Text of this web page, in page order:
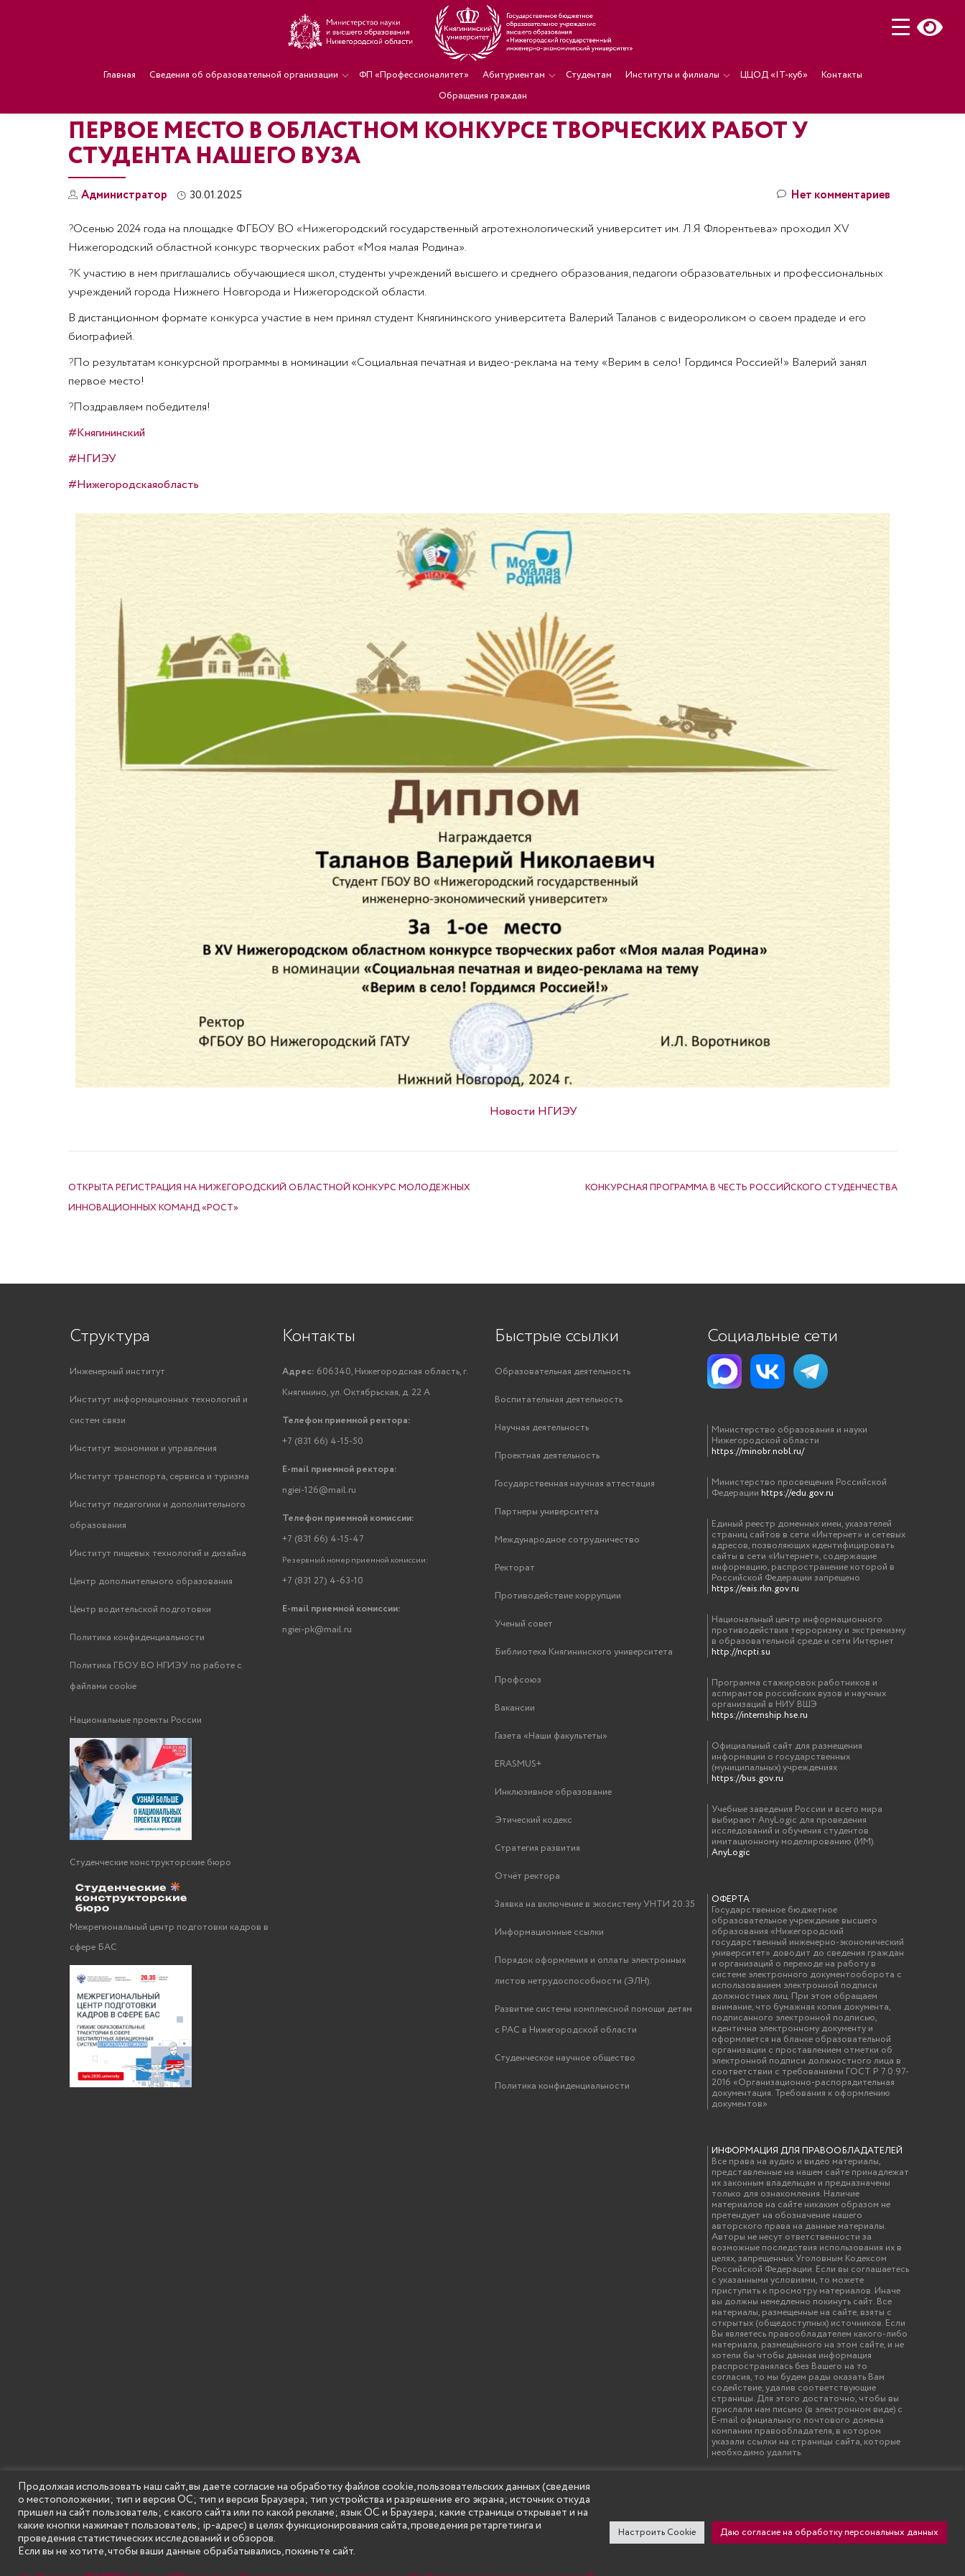
Главная Сведения об образовательной организации ФП «Профессионалитет» Абитуриентам Студентам Институты и филиалы ЦЦОД «IT-куб»
Контакты
Обращения граждан
ПЕРВОЕ МЕСТО В ОБЛАСТНОМ КОНКУРСЕ ТВОРЧЕСКИХ РАБОТ У
СТУДЕНТА НАШЕГО ВУЗА
Администратор 30.01.2025 Нет комментариев
?Осенью 2024 года на площадке ФГБОУ ВО «Нижегородский государственный агротехнологический университет им. Л.Я Флорентьева» проходил XV
Нижегородский областной конкурс творческих работ «Моя малая Родина».
?К участию в нем приглашались обучающиеся школ, студенты учреждений высшего и среднего образования, педагоги образовательных и профессиональных
учреждений города Нижнего Новгорода и Нижегородской области.
В дистанционном формате конкурса участие в нем принял студент Княгининского университета Валерий Таланов с видеороликом о своем прадеде и его
биографией.
?По результатам конкурсной программы в номинации «Социальная печатная и видео-реклама на тему «Верим в село! Гордимся Россией!» Валерий занял
первое место!
?Поздравляем победителя!
#Княгининский
#НГИЭУ
#Нижегородскаяобласть
Новости НГИЭУ
ОТКРЫТА РЕГИСТРАЦИЯ НА НИЖЕГОРОДСКИЙ ОБЛАСТНОЙ КОНКУРС МОЛОДЕЖНЫХ
ИННОВАЦИОННЫХ КОМАНД «РОСТ»
КОНКУРСНАЯ ПРОГРАММА В ЧЕСТЬ РОССИЙСКОГО СТУДЕНЧЕСТВА
Структура
Инженерный институт
Институт информационных технологий и
систем связи
Институт экономики и управления
Институт транспорта, сервиса и туризма
Институт педагогики и дополнительного
образования
Институт пищевых технологий и дизайна
Центр дополнительного образования
Центр водительской подготовки
Политика конфиденциальности
Политика ГБОУ ВО НГИЭУ по работе с
файлами cookie
Национальные проекты России
Студенческие конструкторские бюро
Межрегиональный центр подготовки кадров в
сфере БАС
Контакты
Адрес: 606340, Нижегородская область, г.
Княгинино, ул. Октябрьская, д. 22 А
Телефон приемной ректора:
+7 (831 66) 4-15-50
E-mail приемной ректора:
ngiei-126@mail.ru
Телефон приемной комиссии:
+7 (831 66) 4-15-47
Резервный номер приемной комиссии:
+7 (831 27) 4-63-10
E-mail приемной комиссии:
ngiei-pk@mail.ru
Быстрые ссылки
Образовательная деятельность
Воспитательная деятельность
Научная деятельность
Проектная деятельность
Государственная научная аттестация
Партнеры университета
Международное сотрудничество
Ректорат
Противодействие коррупции
Ученый совет
Библиотека Княгининского университета
Профсоюз
Вакансии
Газета «Наши факультеты»
ERASMUS+
Инклюзивное образование
Этический кодекс
Стратегия развития
Отчёт ректора
Заявка на включение в экосистему УНТИ 20.35
Информационные ссылки
Порядок оформления и оплаты электронных
листов нетрудоспособности (ЭЛН).
Развитие системы комплексной помощи детям
с РАС в Нижегородской области
Студенческое научное общество
Политика конфиденциальности
Социальные сети
Министерство образования и науки
Нижегородской области
https://minobr.nobl.ru/
Министерство просвещения Российской
Федерации https://edu.gov.ru
Единый реестр доменных имен, указателей
страниц сайтов в сети «Интернет» и сетевых
адресов, позволяющих идентифицировать
сайты в сети «Интернет», содержащие
информацию, распространение которой в
Российской Федерации запрещено
https://eais.rkn.gov.ru
Национальный центр информационного
противодействия терроризму и экстремизму
в образовательной среде и сети Интернет
http://ncpti.su
Программа стажировок работников и
аспирантов российских вузов и научных
организаций в НИУ ВШЭ
https://internship.hse.ru
Официальный сайт для размещения
информации о государственных
(муниципальных) учреждениях
https://bus.gov.ru
Учебные заведения России и всего мира
выбирают AnyLogic для проведения
исследований и обучения студентов
имитационному моделированию (ИМ).
AnyLogic
ОФЕРТА
Государственное бюджетное
образовательное учреждение высшего
образования «Нижегородский
государственный инженерно-экономический
университет» доводит до сведения граждан
и организаций о переходе на работу в
системе электронного документооборота с
использованием электронной подписи
должностных лиц. При этом обращаем
внимание, что бумажная копия документа,
подписанного электронной подписью,
идентична электронному документу и
оформляется на бланке образовательной
организации с проставлением отметки об
электронной подписи должностного лица в
соответствии с требованиями ГОСТ Р 7.0.97-
2016 «Организационно-распорядительная
документация. Требования к оформлению
документов»
ИНФОРМАЦИЯ ДЛЯ ПРАВООБЛАДАТЕЛЕЙ
Все права на аудио и видео материалы,
представленные на нашем сайте принадлежат
их законным владельцам и предназначены
только для ознакомления. Наличие
материалов на сайте никаким образом не
претендует на обозначение нашего
авторского права на данные материалы.
Авторы не несут ответственности за
возможные последствия использования их в
целях, запрещенных Уголовным Кодексом
Российской Федерации. Если вы соглашаетесь
с указанными условиями, то можете
приступить к просмотру материалов. Иначе
вы должны немедленно покинуть сайт. Все
материалы, размещенные на сайте, взяты с
открытых (общедоступных) источников. Если
Вы являетесь правообладателем какого-либо
материала, размещённого на этом сайте, и не
хотели бы чтобы данная информация
распространялась без Вашего на то
согласия, то мы будем рады оказать Вам
содействие, удалив соответствующие
страницы. Для этого достаточно, чтобы вы
прислали нам письмо (в электронном виде) с
E-mail официального почтового домена
компании правообладателя, в котором
указали ссылки на страницы сайта, которые
необходимо удалить.
SECONDARY
MENU
© Государственное бюджетное образовательное учреждение высшего образования "Нижегородский государственный инженерно-экономический университет"
(Княгининский университет) 2002 - 2026
Продолжая использовать наш сайт, вы даете согласие на обработку файлов cookie, пользовательских данных (сведения
о местоположении; тип и версия ОС; тип и версия Браузера; тип устройства и разрешение его экрана; источник откуда
пришел на сайт пользователь; с какого сайта или по какой рекламе; язык ОС и Браузера; какие страницы открывает и на
какие кнопки нажимает пользователь; ip-адрес) в целях функционирования сайта, проведения ретаргетинга и
проведения статистических исследований и обзоров.
Если вы не хотите, чтобы ваши данные обрабатывались, покиньте сайт.
Настроить Cookie Даю согласие на обработку персональных данных